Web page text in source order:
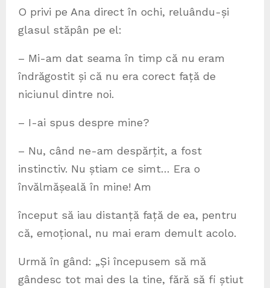
O privi pe Ana direct în ochi, reluându-și
glasul stăpân pe el:
– Mi-am dat seama în timp că nu eram
îndrăgostit și că nu era corect față de
niciunul dintre noi.
– I-ai spus despre mine?
– Nu, când ne-am despărțit, a fost
instinctiv. Nu știam ce simt… Era o
învălmășeală în mine! Am
început să iau distanță față de ea, pentru
că, emoțional, nu mai eram demult acolo.
Urmă în gând: „Și începusem să mă
gândesc tot mai des la tine, fără să fi știut